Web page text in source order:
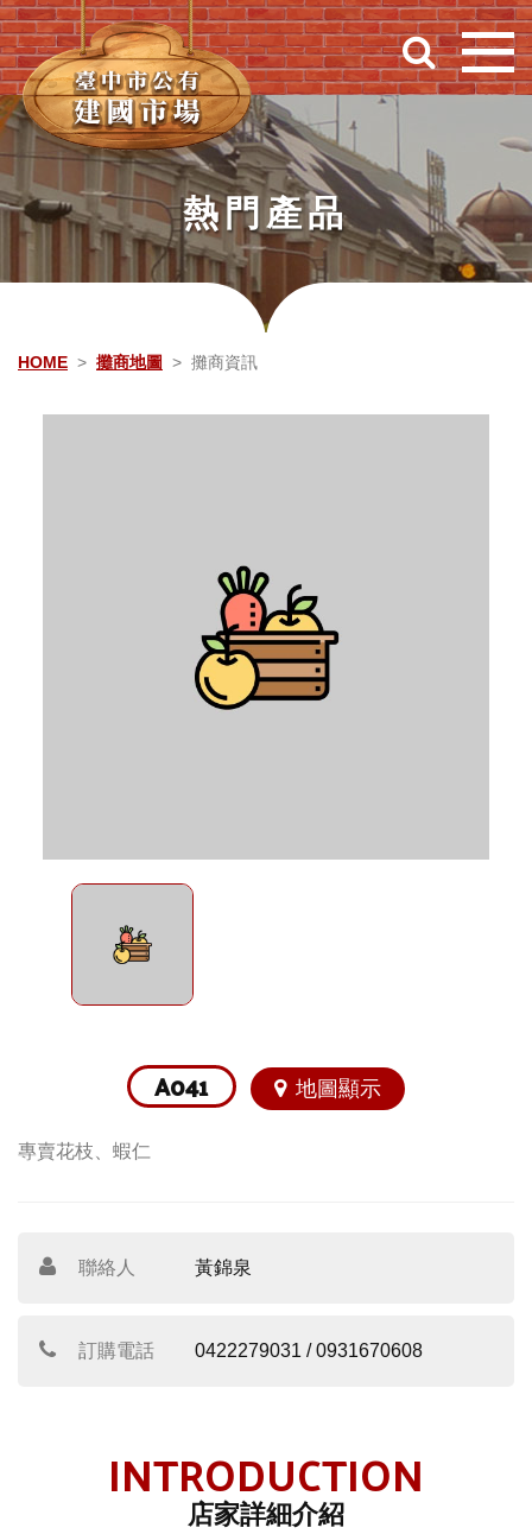
跳到主要內容
熱門產品
HOME 攤商地圖 攤商資訊
A041 地圖顯示
專賣花枝、蝦仁
聯絡人 黃錦泉
訂購電話 0422279031 / 0931670608
INTRODUCTION
店家詳細介紹